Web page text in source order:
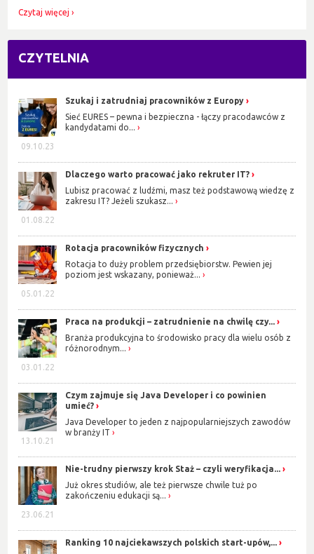
Czytaj więcej
CZYTELNIA
09.10.23
Szukaj i zatrudniaj pracowników z Europy
Sieć EURES – pewna i bezpieczna - łączy pracodawców z
kandydatami do...
01.08.22
Dlaczego warto pracować jako rekruter IT?
Lubisz pracować z ludźmi, masz też podstawową wiedzę z
zakresu IT? Jeżeli szukasz...
05.01.22
Rotacja pracowników fizycznych
Rotacja to duży problem przedsiębiorstw. Pewien jej
poziom jest wskazany, ponieważ...
03.01.22
Praca na produkcji – zatrudnienie na chwilę czy...
Branża produkcyjna to środowisko pracy dla wielu osób z
różnorodnym...
13.10.21
Czym zajmuje się Java Developer i co powinien
umieć?
Java Developer to jeden z najpopularniejszych zawodów
w branży IT
23.06.21
Nie-trudny pierwszy krok Staż – czyli weryfikacja...
Już okres studiów, ale też pierwsze chwile tuż po
zakończeniu edukacji są...
Ranking 10 najciekawszych polskich start-upów,...